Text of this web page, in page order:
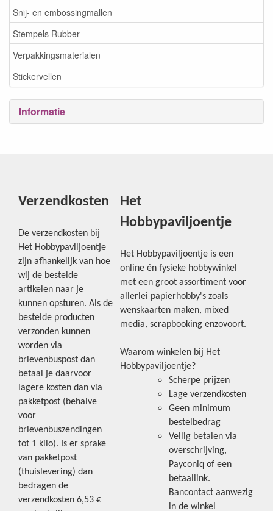
Snij- en embossingmallen
Stempels Rubber
Verpakkingsmaterialen
Stickervellen
Informatie
Verzendkosten
De verzendkosten bij
Het Hobbypaviljoentje
zijn afhankelijk van hoe
wij de bestelde
artikelen naar je
kunnen opsturen. Als de
bestelde producten
verzonden kunnen
worden via
brievenbuspost dan
betaal je daarvoor
lagere kosten dan via
pakketpost (behalve
voor
brievenbuszendingen
tot 1 kilo). Is er sprake
van pakketpost
(thuislevering) dan
bedragen de
verzendkosten 6,53 €
Het
Hobbypaviljoentje
Het Hobbypaviljoentje is een
online én fysieke hobbywinkel
met een groot assortiment voor
allerlei papierhobby's zoals
wenskaarten maken, mixed
media, scrapbooking enzovoort.
Waarom winkelen bij Het
Hobbypaviljoentje?
Scherpe prijzen
Lage verzendkosten
Geen minimum
bestelbedrag
Veilig betalen via
overschrijving,
Payconiq of een
betaallink.
Bancontact aanwezig
in de winkel